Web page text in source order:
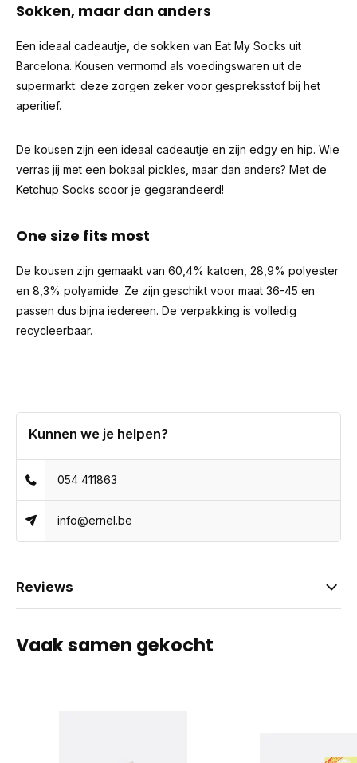
Sokken, maar dan anders
Een ideaal cadeautje, de sokken van Eat My Socks uit
Barcelona. Kousen vermomd als voedingswaren uit de
supermarkt: deze zorgen zeker voor gespreksstof bij het
aperitief.
De kousen zijn een ideaal cadeautje en zijn edgy en hip. Wie
verras jij met een bokaal pickles, maar dan anders? Met de
Ketchup Socks scoor je gegarandeerd!
One size fits most
De kousen zijn gemaakt van 60,4% katoen, 28,9% polyester
en 8,3% polyamide. Ze zijn geschikt voor maat 36-45 en
passen dus bijna iedereen. De verpakking is volledig
recycleerbaar.
Kunnen we je helpen?
054 411863
info@ernel.be
Reviews
Vaak samen gekocht